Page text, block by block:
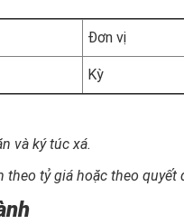
Đơn vị
Kỳ
và ký túc xá.
theo tỷ giá hoặc theo